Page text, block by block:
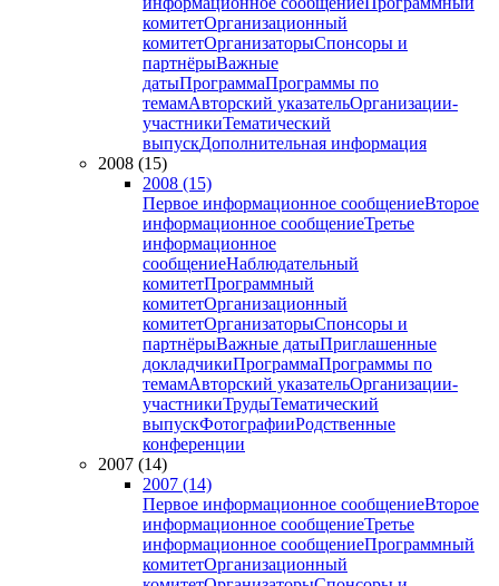
комитетОрганизационный
комитетОрганизаторыСпонсоры и
партнёрыВажные
датыПрограммаПрограммы по
темамАвторский указательОрганизации-
участникиТематический
выпускДополнительная информация
2008 (15)
2008 (15)
Первое информационное сообщениеВторое
информационное сообщениеТретье
информационное
сообщениеНаблюдательный
комитетПрограммный
комитетОрганизационный
комитетОрганизаторыСпонсоры и
партнёрыВажные датыПриглашенные
докладчикиПрограммаПрограммы по
темамАвторский указательОрганизации-
участникиТрудыТематический
выпускФотографииРодственные
конференции
2007 (14)
2007 (14)
Первое информационное сообщениеВторое
информационное сообщениеТретье
информационное сообщениеПрограммный
комитетОрганизационный